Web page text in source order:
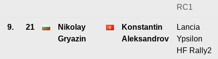
RC1
9. 21
Nikolay
Gryazin
Konstantin
Aleksandrov
Lancia
Ypsilon
HF Rally2